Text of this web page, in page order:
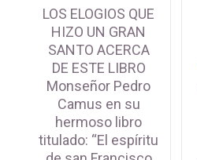
LOS ELOGIOS QUE
HIZO UN GRAN
SANTO ACERCA
DE ESTE LIBRO
Monseñor Pedro
Camus en su
hermoso libro
titulado: “El espíritu